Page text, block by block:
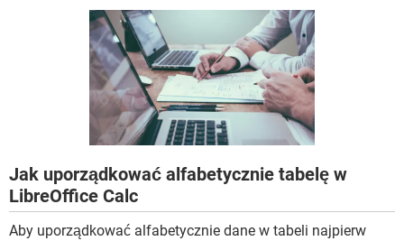
Jak uporządkować alfabetycznie tabelę w
LibreOffice Calc
Aby uporządkować alfabetycznie dane w tabeli najpierw